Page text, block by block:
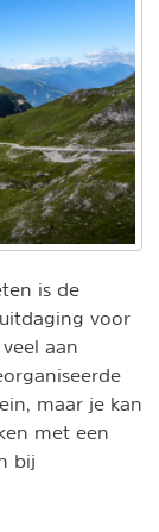
is de
voor
aan
maar je kan
met een
bij